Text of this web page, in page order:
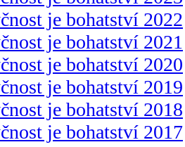
je bohatství 2022
je bohatství 2021
je bohatství 2020
je bohatství 2019
je bohatství 2018
je bohatství 2017